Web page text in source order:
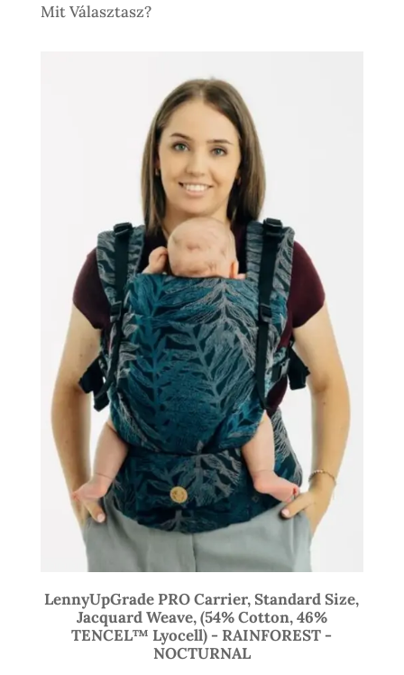
Mit Választasz?
LennyUpGrade PRO Carrier, Standard Size,
Jacquard Weave, (54% Cotton, 46%
TENCEL™ Lyocell) - RAINFOREST -
NOCTURNAL